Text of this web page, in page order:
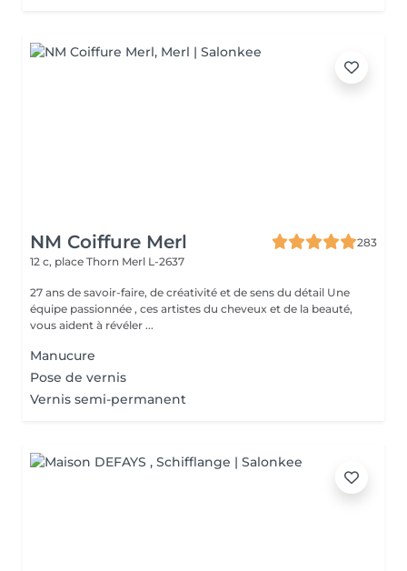
NM Coiffure Merl
283
12 c, place Thorn Merl L-2637
27 ans de savoir-faire, de créativité et de sens du détail Une
équipe passionnée , ces artistes du cheveux et de la beauté,
vous aident à révéler ...
Manucure
Pose de vernis
Vernis semi-permanent